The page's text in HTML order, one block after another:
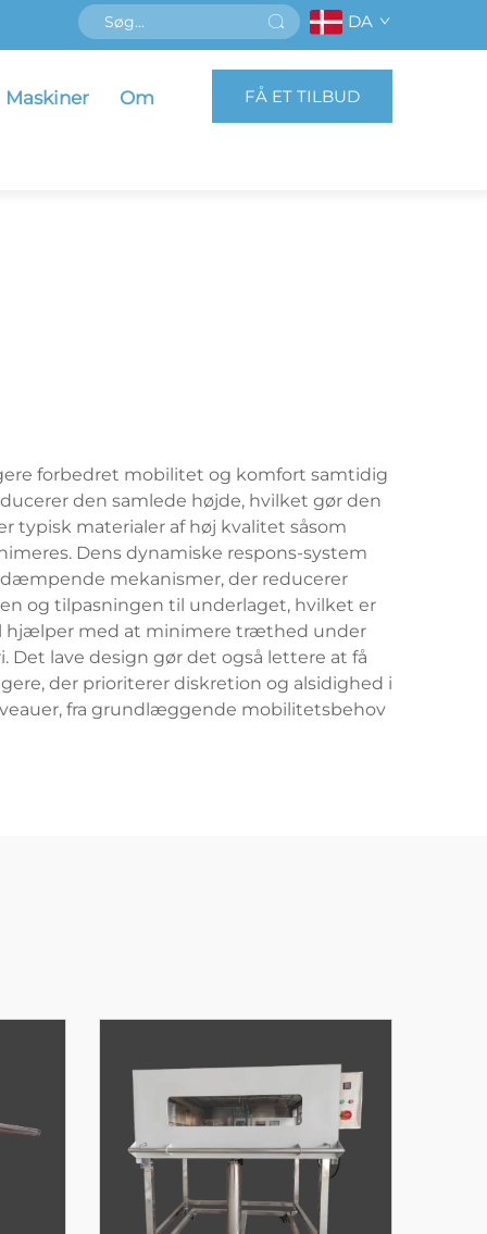
DA
Maskiner Om FÅ ET TILBUD
forbedret mobilitet og komfort samtidig
den samlede højde, hvilket gør den
typisk materialer af høj kvalitet såsom
Dens dynamiske respons-system
mekanismer, der reducerer
og tilpasningen til underlaget, hvilket er
hjælper med at minimere træthed under
lave design gør det også lettere at få
der prioriterer diskretion og alsidighed i
fra grundlæggende mobilitetsbehov